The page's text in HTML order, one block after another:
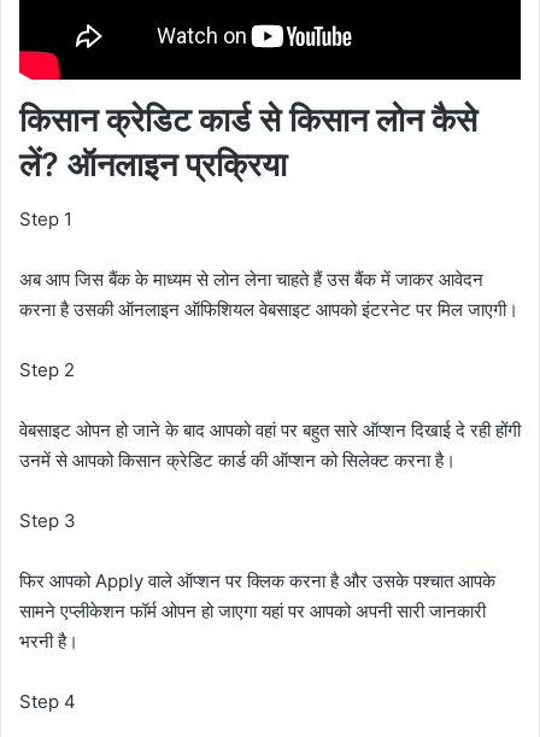
किसान क्रेडिट कार्ड से किसान लोन कैसे
लें? ऑनलाइन प्रक्रिया
Step 1
अब आप जिस बैंक के माध्यम से लोन लेना चाहते हैं उस बैंक में जाकर आवेदन
करना है उसकी ऑनलाइन ऑफिशियल वेबसाइट आपको इंटरनेट पर मिल जाएगी।
Step 2
वेबसाइट ओपन हो जाने के बाद आपको वहां पर बहुत सारे ऑप्शन दिखाई दे रही होंगी
उनमें से आपको किसान क्रेडिट कार्ड की ऑप्शन को सिलेक्ट करना है।
Step 3
फिर आपको Apply वाले ऑप्शन पर क्लिक करना है और उसके पश्चात आपके
सामने एप्लीकेशन फॉर्म ओपन हो जाएगा यहां पर आपको अपनी सारी जानकारी
भरनी है।
Step 4